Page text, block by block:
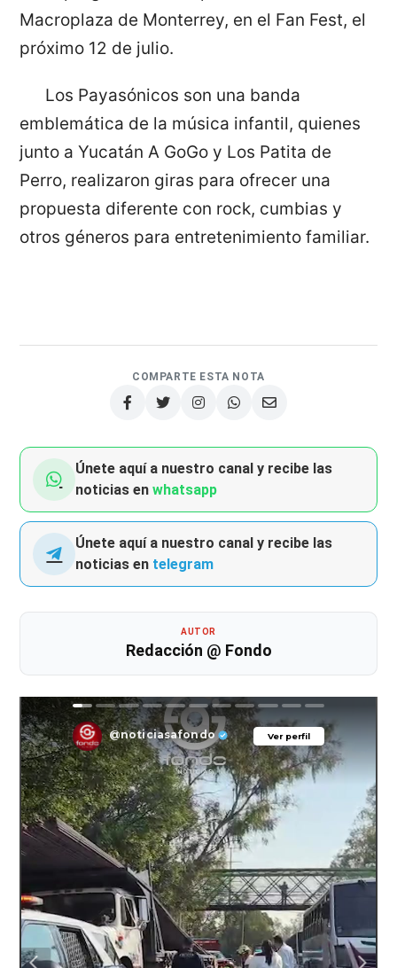
Macroplaza de Monterrey, en el Fan Fest, el
próximo 12 de julio.
Los Payasónicos son una banda
emblemática de la música infantil, quienes
junto a Yucatán A GoGo y Los Patita de
Perro, realizaron giras para ofrecer una
propuesta diferente con rock, cumbias y
otros géneros para entretenimiento familiar.
COMPARTE ESTA NOTA
Únete aquí a nuestro canal y recibe las
noticias enwhatsapp
Únete aquí a nuestro canal y recibe las
noticias en telegram
AUTOR
Redacción @ Fondo
Ver perfil
@noticiasafondo Ver perfil